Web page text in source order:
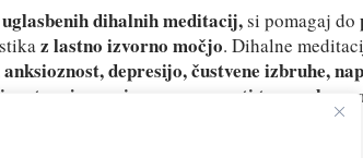
dihalnih meditacij,si pomagaj do
z lastno izvorno močjo. Dihalne
depresijo, čustvene izbruhe,
notranjega miru, samozavesti ter